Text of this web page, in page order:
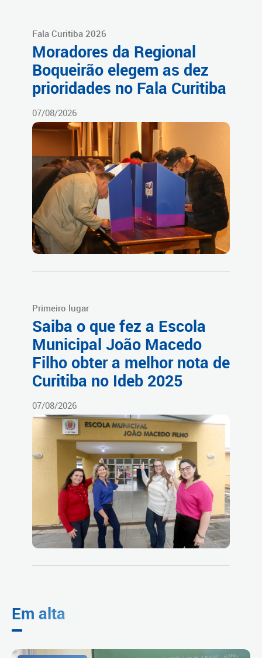
Fala Curitiba 2026
Moradores da Regional
Boqueirão elegem as dez
prioridades no Fala Curitiba
07/08/2026
Primeiro lugar
Saiba o que fez a Escola
Municipal João Macedo
Filho obter a melhor nota de
Curitiba no Ideb 2025
07/08/2026
Em alta